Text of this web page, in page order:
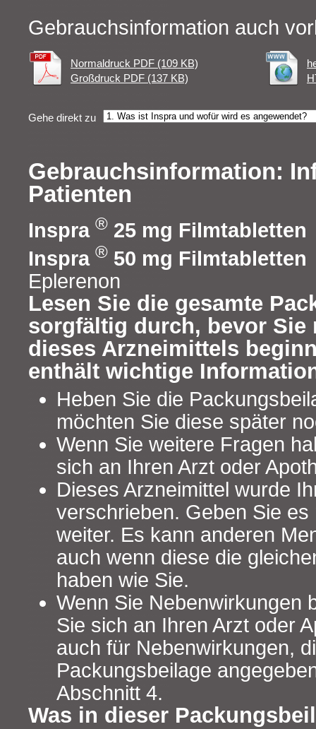
Gebrauchsinformation auch
Normaldruck PDF (109 KB)
Großdruck PDF (137 KB)
Gehe direkt zu
Gebrauchsinformation:
Patienten
Inspra ® 25 mg Filmtabletten
Inspra ® 50 mg Filmtabletten
Eplerenon
Lesen Sie die gesamte
sorgfältig durch, bevor Sie
dieses Arzneimittels
enthält wichtige
Heben Sie die
möchten Sie diese später
Wenn Sie weitere Fragen
sich an Ihren Arzt oder
Dieses Arzneimittel wurde
verschrieben. Geben Sie es
weiter. Es kann anderen
auch wenn diese die
haben wie Sie.
Wenn Sie Nebenwirkungen
Sie sich an Ihren Arzt oder
auch für Nebenwirkungen,
Packungsbeilage
Abschnitt 4.
Was in dieser